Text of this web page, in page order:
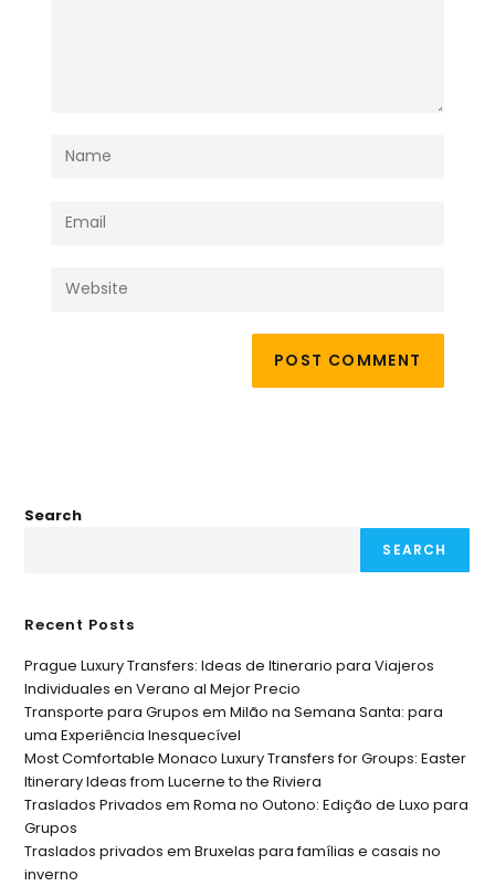
Search
SEARCH
Recent Posts
Prague Luxury Transfers: Ideas de Itinerario para Viajeros
Individuales en Verano al Mejor Precio
Transporte para Grupos em Milão na Semana Santa: para
uma Experiência Inesquecível
Most Comfortable Monaco Luxury Transfers for Groups: Easter
Itinerary Ideas from Lucerne to the Riviera
Traslados Privados em Roma no Outono: Edição de Luxo para
Grupos
Traslados privados em Bruxelas para famílias e casais no
inverno